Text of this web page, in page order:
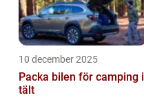
10 december 2025
Packa bilen för camping i
tält